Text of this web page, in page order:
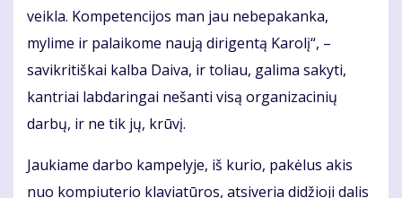
veikla. Kompetencijos man jau nebepakanka,
mylime ir palaikome naują dirigentą Karolį“, –
savikritiškai kalba Daiva, ir toliau, galima sakyti,
kantriai labdaringai nešanti visą organizacinių
darbų, ir ne tik jų, krūvį.
Jaukiame darbo kampelyje, iš kurio, pakėlus akis
nuo kompiuterio klaviatūros, atsiveria didžioji dalis